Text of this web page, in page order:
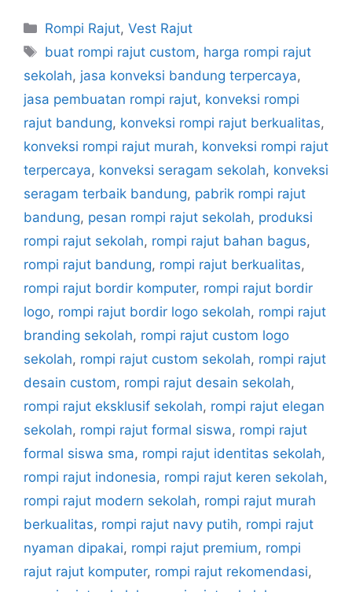
Rompi Rajut,Vest Rajut
buat rompi rajut custom, harga rompi rajut
sekolah, jasa konveksi bandung terpercaya,
jasa pembuatan rompi rajut, konveksi rompi
rajut bandung, konveksi rompi rajut berkualitas,
konveksi rompi rajut murah, konveksi rompi rajut
terpercaya, konveksi seragam sekolah, konveksi
seragam terbaik bandung, pabrik rompi rajut
bandung, pesan rompi rajut sekolah, produksi
rompi rajut sekolah, rompi rajut bahan bagus,
rompi rajut bandung, rompi rajut berkualitas,
rompi rajut bordir komputer, rompi rajut bordir
logo, rompi rajut bordir logo sekolah, rompi rajut
branding sekolah, rompi rajut custom logo
sekolah, rompi rajut custom sekolah, rompi rajut
desain custom, rompi rajut desain sekolah,
rompi rajut eksklusif sekolah, rompi rajut elegan
sekolah, rompi rajut formal siswa, rompi rajut
formal siswa sma, rompi rajut identitas sekolah,
rompi rajut indonesia, rompi rajut keren sekolah,
rompi rajut modern sekolah, rompi rajut murah
berkualitas, rompi rajut navy putih, rompi rajut
nyaman dipakai, rompi rajut premium, rompi
rajut rajut komputer, rompi rajut rekomendasi,